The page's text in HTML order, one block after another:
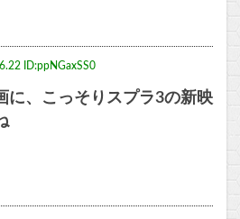
ID:ppNGaxSS0
に、こっそりスプラ3の新映